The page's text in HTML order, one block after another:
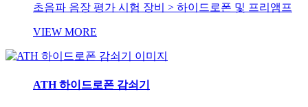
초음파 음장 평가 시험 장비 > 하이드로폰 및 프리앰프
VIEW MORE
ATH 하이드로폰 감쇠기